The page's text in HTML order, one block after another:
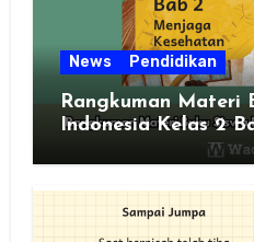
News Pendidikan
Rangkuman Materi
Indonesia Kelas 2